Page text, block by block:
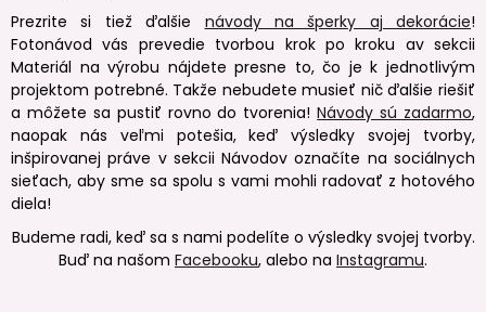
Prezrite si tiež ďalšie návody na šperky aj dekorácie!
Fotonávod vás prevedie tvorbou krok po kroku av sekcii
Materiál na výrobu nájdete presne to, čo je k jednotlivým
projektom potrebné. Takže nebudete musieť nič ďalšie riešiť
a môžete sa pustiť rovno do tvorenia!Návody sú zadarmo,
naopak nás veľmi potešia, keď výsledky svojej tvorby,
inšpirovanej práve v sekcii Návodov označíte na sociálnych
sieťach, aby sme sa spolu s vami mohli radovať z hotového
diela!
Budeme radi, keď sa s nami podelíte o výsledky svojej tvorby.
Buď na našom Facebooku, alebo na Instagramu.